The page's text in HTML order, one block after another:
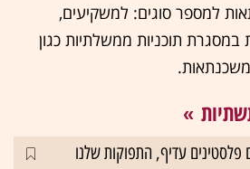
למספר סוגים: למשקיעים,
במסגרת תוכניות ממשלתיות כגון
עדיף, התפוקות שלנו